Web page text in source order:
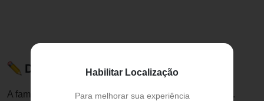
Habilitar Localização
Para melhorar sua experiência
Descrição do Produto
A família de clip-ons mormaii ganha novos integrantes.